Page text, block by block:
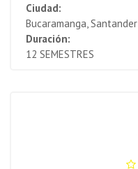
Ciudad:
Bucaramanga, Santander
Duración:
12 SEMESTRES